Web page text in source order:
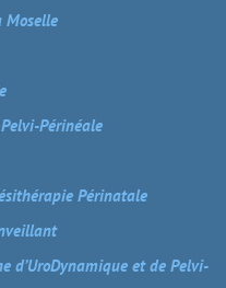
Moselle
Périnéale
Périnatale
d’UroDynamique et de Pelvi-